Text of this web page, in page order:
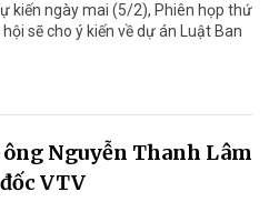
kiến ngày mai (5/2), Phiên họp thứ
sẽ cho ý kiến về dự án Luật Ban
Nguyễn Thanh Lâm
VTV